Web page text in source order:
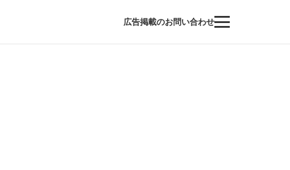
広告掲載のお問い合わせ